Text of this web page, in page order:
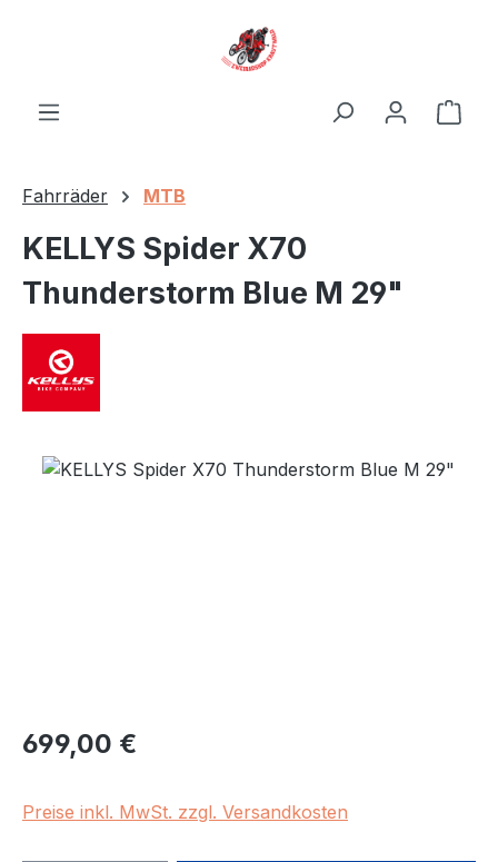
Fahrräder MTB
KELLYS Spider X70
Thunderstorm Blue M 29"
Bildergalerie überspringen
Regulärer Preis:
699,00 €
Preise inkl. MwSt. zzgl. Versandkosten